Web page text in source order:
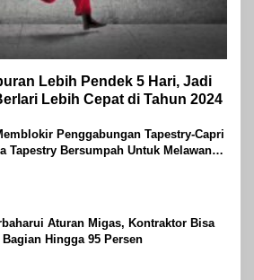
Lebih Pendek 5 Hari, Jadi
Lebih Cepat di Tahun 2024
Penggabungan Tapestry-Capri
Tapestry Bersumpah Untuk Melawan
Aturan Migas, Kontraktor Bisa
Bagian Hingga 95 Persen